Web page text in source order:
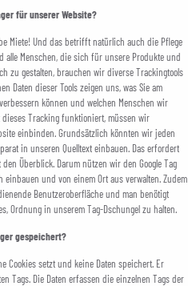
für unserer Website?
Miete! Und das betrifft natürlich auch die Pflege
alle Menschen, die sich für unsere Produkte und
zu gestalten, brauchen wir diverse Trackingtools
Daten dieser Tools zeigen uns, was Sie am
können und welchen Menschen wir
dieses Tracking funktioniert, müssen wir
einbinden. Grundsätzlich könnten wir jeden
in unseren Quelltext einbauen. Das erfordert
Überblick. Darum nützen wir den Google Tag
und von einem Ort aus verwalten. Zudem
Benutzeroberfläche und man benötigt
Ordnung in unserem Tag-Dschungel zu halten.
gespeichert?
Cookies setzt und keine Daten speichert. Er
Tags. Die Daten erfassen die einzelnen Tags der